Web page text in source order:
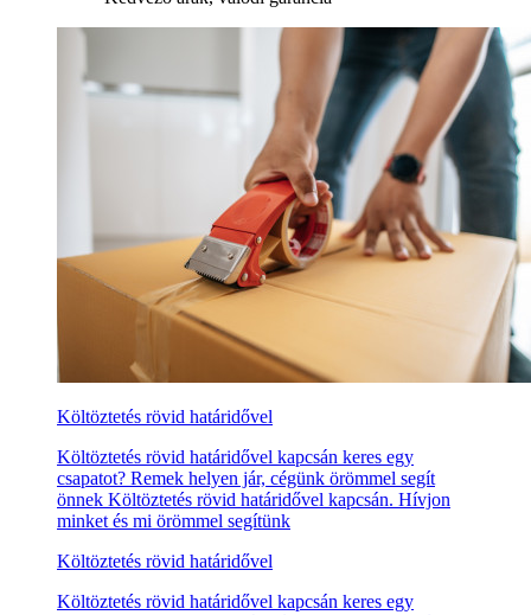
Költöztetés rövid határidővel
Költöztetés rövid határidővel kapcsán keres egy
csapatot? Remek helyen jár, cégünk örömmel segít
önnek Költöztetés rövid határidővel kapcsán. Hívjon
minket és mi örömmel segítünk
Költöztetés rövid határidővel
Költöztetés rövid határidővel kapcsán keres egy